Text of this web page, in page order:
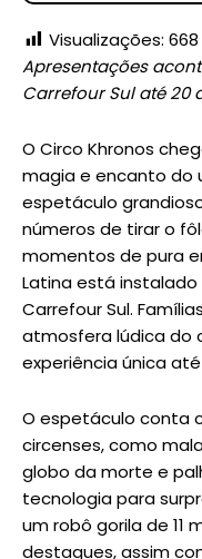
Visualizações: 668
Apresentações
Carrefour Sul até 20
O Circo Khronos
magia e encanto do
espetáculo
números de tirar o
momentos de pura
Latina está
Carrefour Sul.
atmosfera lúdica do
experiência única até
O espetáculo conta
circenses, como
globo da morte e
tecnologia para
um robô gorila de 11
destaques, assim